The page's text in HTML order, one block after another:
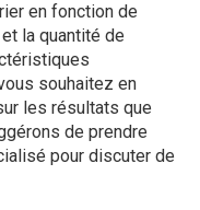
en fonction de
la quantité de
souhaitez en
les résultats que
de prendre
pour discuter de